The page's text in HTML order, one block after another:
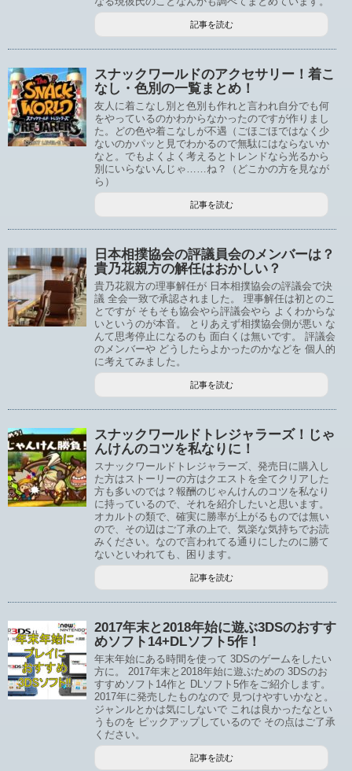
記事を読む
スナックワールドのアクセサリー！着こ
なし・色別の一覧まとめ！
友人に着こなし別と色別も作れと言われ自分でも何
をやっているのかわからなかったのですが作りまし
た。どの色や着こなしが不遇（ごほごほではなく少
ないのかパッと見でわかるので無駄にはならないか
なと。でもよくよく考えるとトレンドなら光るから
別にいらないんじゃ……ね？（どこかの方を見なが
ら）
記事を読む
日本相撲協会の評議員会のメンバーは？
貴乃花親方の解任はおかしい？
貴乃花親方の理事解任が 日本相撲協会の評議会で決
議 全会一致で承認されました。 理事解任は初とのこ
とですが そもそも協会やら評議会やら よくわからな
いというのが本音。 とりあえず相撲協会側が悪い な
んて思考停止になるのも 面白くは無いです。 評議会
のメンバーや どうしたらよかったのかなどを 個人的
に考えてみました。
記事を読む
スナックワールドトレジャラーズ！じゃ
んけんのコツを私なりに！
スナックワールドトレジャラーズ、発売日に購入し
た方はストーリーの方はクエストを全てクリアした
方も多いのでは？報酬のじゃんけんのコツを私なり
に持っているので、それを紹介したいと思います。
オカルトの類で、確実に勝率が上がるものでは無い
ので、その辺はご了承の上で、気楽な気持ちでお読
みください。なので言われてる通りにしたのに勝て
ないといわれても、困ります。
記事を読む
2017年末と2018年始に遊ぶ3DSのおすす
めソフト14+DLソフト5作！
年末年始にある時間を使って 3DSのゲームをしたい
方に。 2017年末と2018年始に遊ぶための 3DSのお
すすめソフト14作と DLソフト5作をご紹介します。
2017年に発売したものなので 見つけやすいかなと。
ジャンルとかは気にしないで これは良かったなとい
うものを ピックアップしているので その点はご了承
ください。
記事を読む